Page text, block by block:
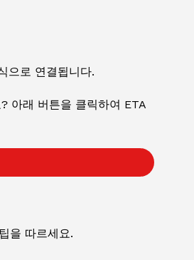
으로 연결됩니다.
아래 버튼을 클릭하여 ETA
을 따르세요.